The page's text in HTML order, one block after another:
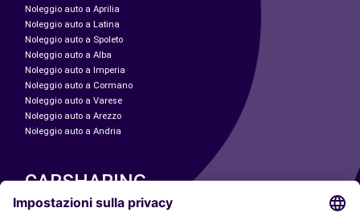
Noleggio auto a Aprilia
Noleggio auto a Latina
Noleggio auto a Spoleto
Noleggio auto a Alba
Noleggio auto a Imperia
Noleggio auto a Cormano
Noleggio auto a Varese
Noleggio auto a Arezzo
Noleggio auto a Andria
CARSHARING